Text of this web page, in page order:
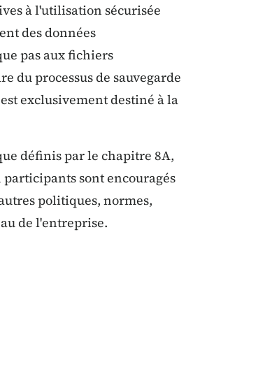
à l'utilisation sécurisée
des données
pas aux fichiers
du processus de sauvegarde
exclusivement destiné à la
définis par le chapitre 8A,
participants sont encouragés
politiques, normes,
de l'entreprise.